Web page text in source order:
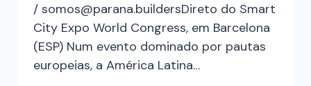
/ somos@parana.buildersDireto do Smart
City Expo World Congress, em Barcelona
(ESP) Num evento dominado por pautas
europeias, a América Latina…